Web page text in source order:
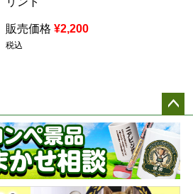
販売価格 ¥2,200
税込
ペー
ジト
ップ
へ